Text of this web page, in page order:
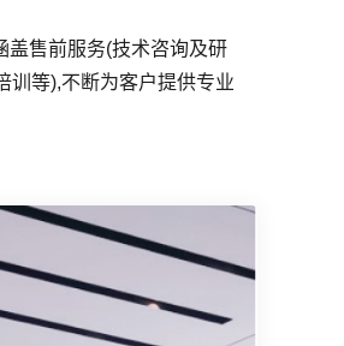
盖售前服务(技术咨询及研
训等),不断为客户提供专业